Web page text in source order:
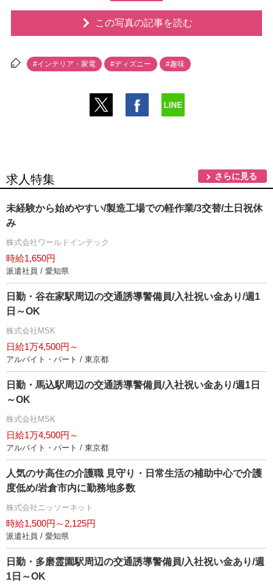
この写真の記事を読む
#インテリア・家電 #ディズニー #趣味
求人特集 さらに見る
未経験から始めやすい/製造工場での軽作業/3交替/土日祝休
み
株式会社ワールドインテック
時給1,650円
派遣社員 / 愛知県
日勤・谷在家駅周辺の交通誘導警備員/入社祝い金あり/週1
日～OK
株式会社MSK
日給1万4,500円～
アルバイト・パート / 東京都
日勤・馬込駅周辺の交通誘導警備員/入社祝い金あり/週1日
～OK
株式会社MSK
日給1万4,500円～
アルバイト・パート / 東京都
人気のサ高住の介護職 見守り・日常生活の補助中心で介護
度低め/岩倉市内に勤務地多数
株式会社ニッソーネット
時給1,500円～2,125円
派遣社員 / 愛知県
日勤・多磨霊園駅周辺の交通誘導警備員/入社祝い金あり/週
1日～OK